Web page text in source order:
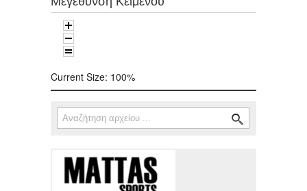
Current Size: 100%
Φόρμα αναζήτησης
Αναζήτηση